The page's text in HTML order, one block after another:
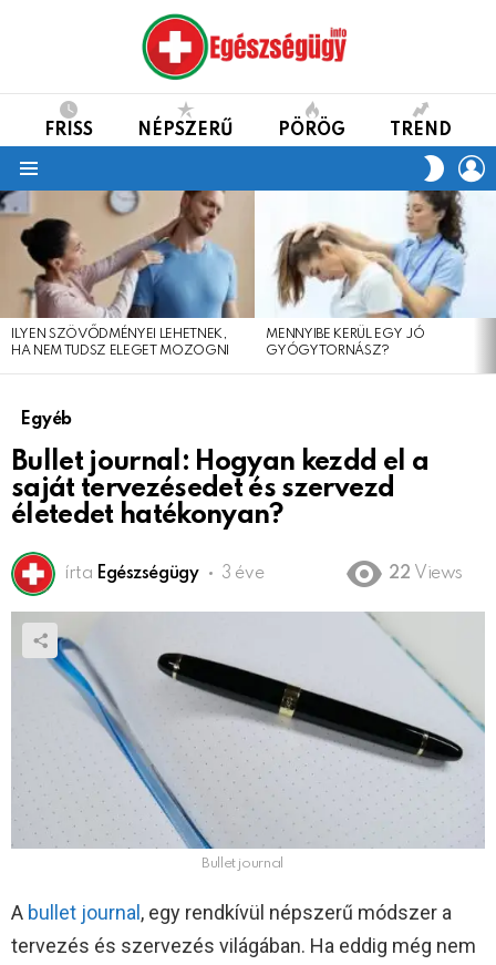
FRISS NÉPSZERŰ PÖRÖG TREND
SKIN
LEGFRISSEBB
CIKKEINK
ILYEN SZÖVŐDMÉNYEI LEHETNEK,
HA NEM TUDSZ ELEGET MOZOGNI
MENNYIBE KERÜL EGY JÓ
GYÓGYTORNÁSZ?
Egyéb
Bullet journal: Hogyan kezdd el a
saját tervezésedet és szervezd
életedet hatékonyan?
írta Egészségügy 3 éve 22 Views
Bullet journal
A bullet journal , egy rendkívül népszerű módszer a
tervezés és szervezés világában. Ha eddig még nem